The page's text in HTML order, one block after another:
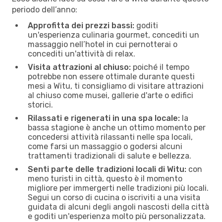
periodo dell’anno:
Approfitta dei prezzi bassi: goditi
un'esperienza culinaria gourmet, concediti un
massaggio nell’hotel in cui pernotterai o
concediti un'attività di relax.
Visita attrazioni al chiuso: poiché il tempo
potrebbe non essere ottimale durante questi
mesi a Witu, ti consigliamo di visitare attrazioni
al chiuso come musei, gallerie d'arte o edifici
storici.
Rilassati e rigenerati in una spa locale: la
bassa stagione è anche un ottimo momento per
concedersi attività rilassanti nelle spa locali,
come farsi un massaggio o godersi alcuni
trattamenti tradizionali di salute e bellezza.
Senti parte delle tradizioni locali di Witu: con
meno turisti in città, questo è il momento
migliore per immergerti nelle tradizioni più locali.
Segui un corso di cucina o iscriviti a una visita
guidata di alcuni degli angoli nascosti della città
e goditi un'esperienza molto più personalizzata.